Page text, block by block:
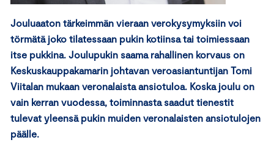
Jouluaaton tärkeimmän vieraan verokysymyksiin voi
törmätä joko tilatessaan pukin kotiinsa tai toimiessaan
itse pukkina. Joulupukin saama rahallinen korvaus on
Keskuskauppakamarin johtavan veroasiantuntijan Tomi
Viitalan mukaan veronalaista ansiotuloa. Koska joulu on
vain kerran vuodessa, toiminnasta saadut tienestit
tulevat yleensä pukin muiden veronalaisten ansiotulojen
päälle.